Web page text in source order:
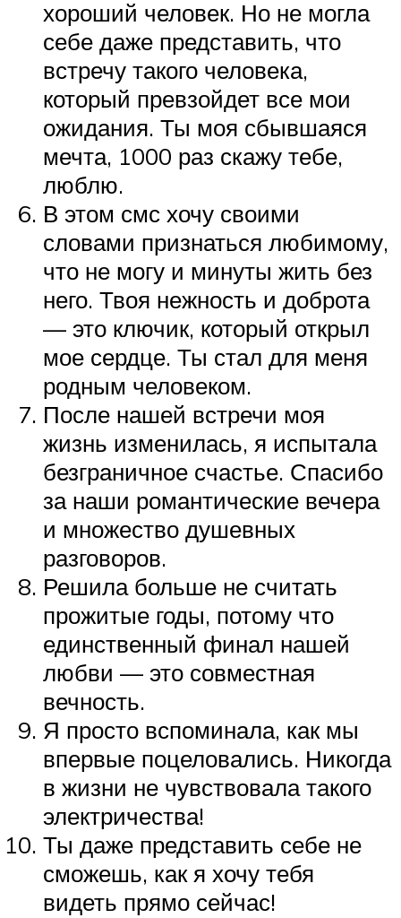
хороший человек. Но не могла
себе даже представить, что
встречу такого человека,
который превзойдет все мои
ожидания. Ты моя сбывшаяся
мечта, 1000 раз скажу тебе,
люблю.
В этом смс хочу своими
словами признаться любимому,
что не могу и минуты жить без
него. Твоя нежность и доброта
— это ключик, который открыл
мое сердце. Ты стал для меня
родным человеком.
После нашей встречи моя
жизнь изменилась, я испытала
безграничное счастье. Спасибо
за наши романтические вечера
и множество душевных
разговоров.
Решила больше не считать
прожитые годы, потому что
единственный финал нашей
любви — это совместная
вечность.
Я просто вспоминала, как мы
впервые поцеловались. Никогда
в жизни не чувствовала такого
электричества!
Ты даже представить себе не
сможешь, как я хочу тебя
видеть прямо сейчас!